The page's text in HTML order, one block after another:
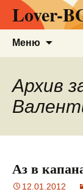
Lover-
Меню
Архив
Аз в
12.01.2012